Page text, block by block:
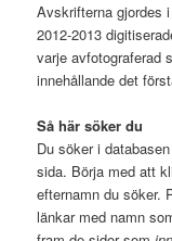
Avskrifterna gjordes
2012-2013
varje avfotograferad
innehållande det
Så här söker du
Du söker i
sida. Börja med att
efternamn du söker.
länkar med namn